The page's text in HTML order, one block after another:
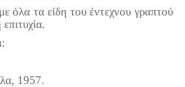
όλα τα είδη του έντεχνου γραπτού
:
1957.